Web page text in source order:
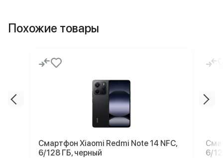
Похожие товары
Смартфон Xiaomi Redmi Note 14 NFC,
6/128 ГБ, черный
6/